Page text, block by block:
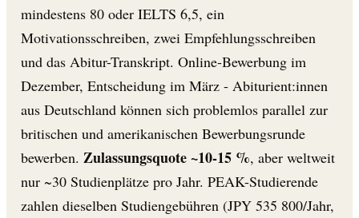
mindestens 80 oder IELTS 6,5, ein
Motivationsschreiben, zwei Empfehlungsschreiben
und das Abitur-Transkript. Online-Bewerbung im
Dezember, Entscheidung im März - Abiturient:innen
aus Deutschland können sich problemlos parallel zur
britischen und amerikanischen Bewerbungsrunde
bewerben. Zulassungsquote ~10-15 %, aber weltweit
nur ~30 Studienplätze pro Jahr. PEAK-Studierende
zahlen dieselben Studiengebühren (JPY 535 800/Jahr,